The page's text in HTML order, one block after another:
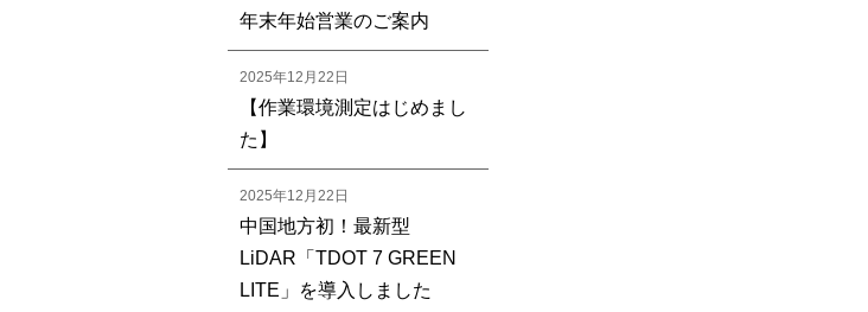
年末年始営業のご案内
2025年12月22日
【作業環境測定はじめまし
た】
2025年12月22日
中国地方初！最新型
LiDAR「TDOT 7 GREEN
LITE」を導入しました